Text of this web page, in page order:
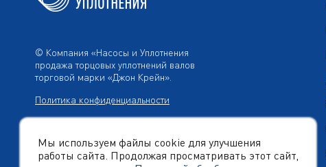
Мы используем файлы cookie для улучшения
работы сайта. Продолжая просматривать этот сайт,
© Компания «Насосы и Уплотнения
продажа торцовых уплотнений валов
торговой марки «Джон Крейн».
Политика конфиденциальности
Создано в компании«Акива»– помогаем продвигать и